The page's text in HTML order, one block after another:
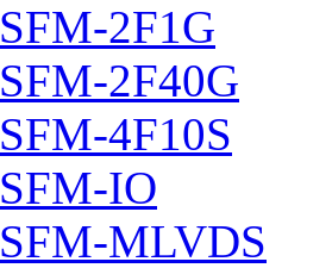
SFM-2F1G
SFM-2F40G
SFM-4F10S
SFM-IO
SFM-MLVDS